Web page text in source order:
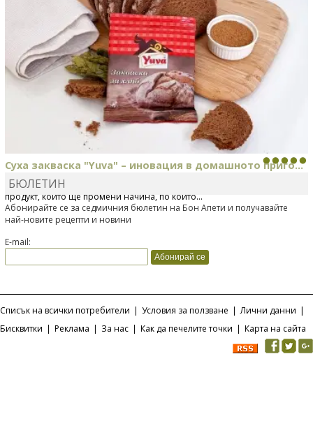
Суха закваска "Yuva" – иновация в домашното приго...
Отскоро Лесафр България стартира предлагането на изцяло нов
продукт, който ще промени начина, по който...
БЮЛЕТИН
Абонирайте се за седмичния бюлетин на Бон Апети и получавайте
най-новите рецепти и новини
E-mail:
Списък на всички потребители | Условия за ползване | Лични данни |
Бисквитки | Реклама | За нас | Как да печелите точки | Карта на сайта